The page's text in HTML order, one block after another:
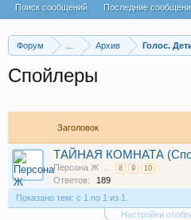
Форум Архив Голос.
Спойлеры
Заголовок
ТАЙНАЯ КОМНАТА
Персона Ж ... 8 9 10
Ответов: 189
Показано тем: с 1 по 1 из 1.
Настройки
Поиск сообщений Последние